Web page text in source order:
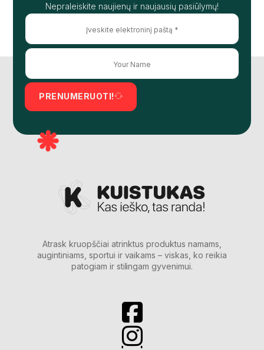
Nepraleiskite naujienų ir naujausių pasiūlymų!
PRENUMERUOTI!
Atrask kruopščiai atrinktus produktus namams,
augintiniams, sportui ir vaikams – viskas, ko reikia
patogiam ir stilingam gyvenimui.